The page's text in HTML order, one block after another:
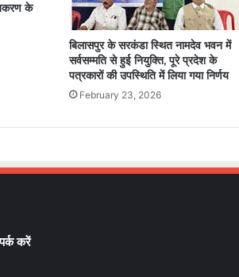
के
बिलासपुर के सरकंडा स्थित नामदेव भवन में
सर्वसम्मति से हुई नियुक्ति, पूरे प्रदेश के
पत्रकारों की उपस्थिति में लिया गया निर्णय
February 23, 2026
करें